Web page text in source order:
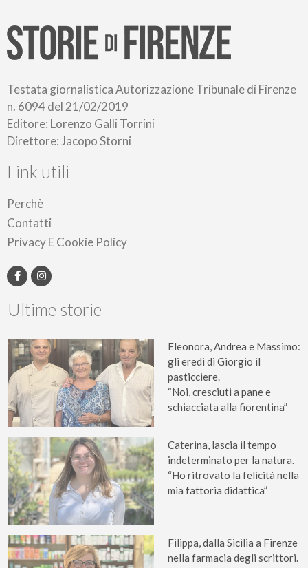
Testata giornalistica Autorizzazione Tribunale di Firenze
n. 6094 del 21/02/2019
Editore: Lorenzo Galli Torrini
Direttore: Jacopo Storni
Link utili
Perchè
Contatti
Privacy E Cookie Policy
Ultime storie
Eleonora, Andrea e Massimo:
gli eredi di Giorgio il
pasticciere.
“Noi, cresciuti a pane e
schiacciata alla fiorentina”
Caterina, lascia il tempo
indeterminato per la natura.
“Ho ritrovato la felicità nella
mia fattoria didattica”
Filippa, dalla Sicilia a Firenze
nella farmacia degli scrittori.